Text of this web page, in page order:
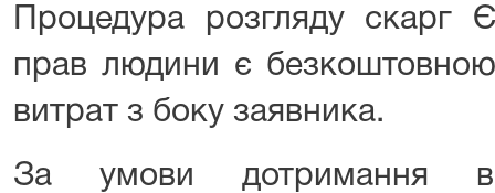
Процедура розгляду скарг
прав людини є
витрат з боку заявника.
За умови дотримання